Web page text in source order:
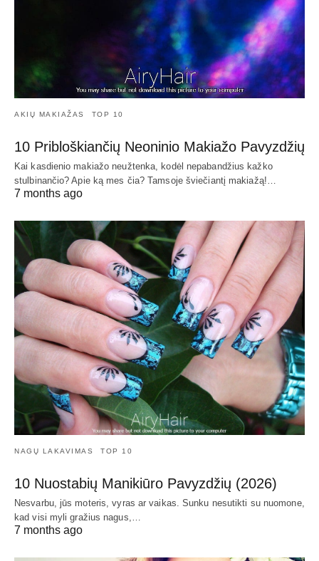
AKIŲ MAKIAŽAS TOP 10
10 Pribloškiančių Neoninio Makiažo Pavyzdžių
Kai kasdienio makiažo neužtenka, kodėl nepabandžius kažko
stulbinančio? Apie ką mes čia? Tamsoje šviečiantį makiažą!…
7 months ago
NAGŲ LAKAVIMAS TOP 10
10 Nuostabių Manikiūro Pavyzdžių (2026)
Nesvarbu, jūs moteris, vyras ar vaikas. Sunku nesutikti su nuomone,
kad visi myli gražius nagus,…
7 months ago